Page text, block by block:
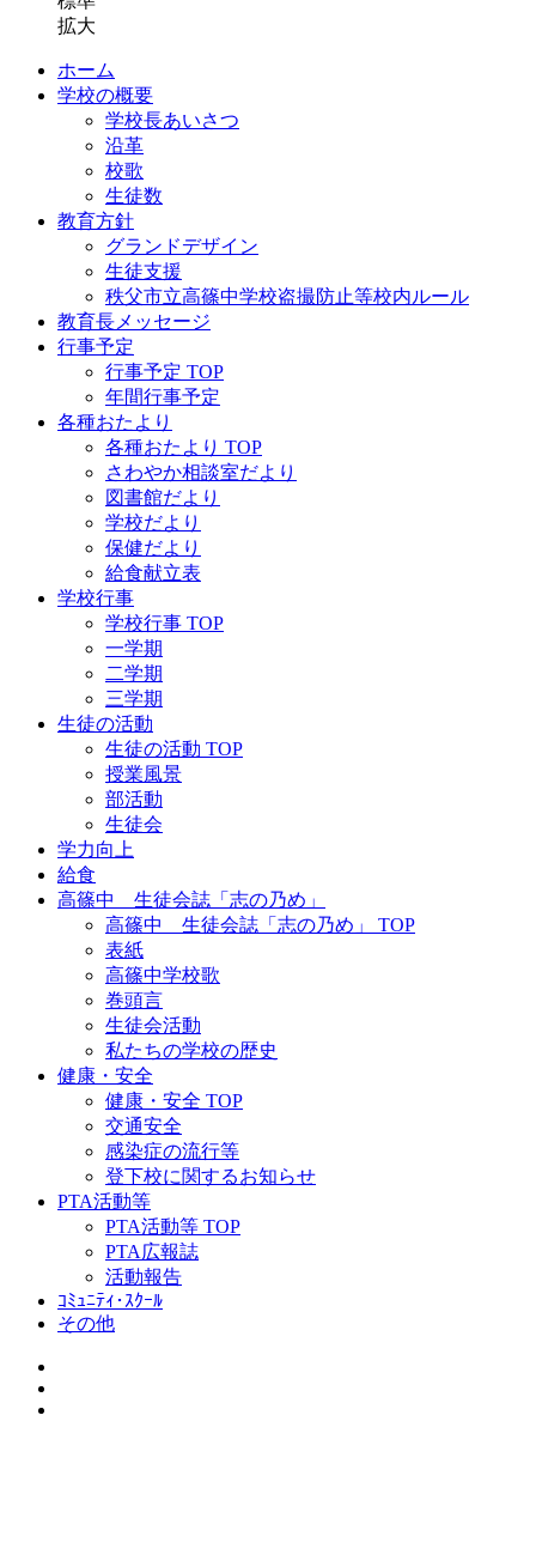
拡大
ホーム
学校の概要
学校長あいさつ
沿革
校歌
生徒数
教育方針
グランドデザイン
生徒支援
秩父市立高篠中学校盗撮防止等校内ルール
教育長メッセージ
行事予定
行事予定 TOP
年間行事予定
各種おたより
各種おたより TOP
さわやか相談室だより
図書館だより
学校だより
保健だより
給食献立表
学校行事
学校行事 TOP
一学期
二学期
三学期
生徒の活動
生徒の活動 TOP
授業風景
部活動
生徒会
学力向上
給食
高篠中 生徒会誌「志の乃め」
高篠中 生徒会誌「志の乃め」 TOP
表紙
高篠中学校歌
巻頭言
生徒会活動
私たちの学校の歴史
健康・安全
健康・安全 TOP
交通安全
感染症の流行等
登下校に関するお知らせ
PTA活動等
PTA活動等 TOP
PTA広報誌
活動報告
ｺﾐｭﾆﾃｨ･ｽｸｰﾙ
その他